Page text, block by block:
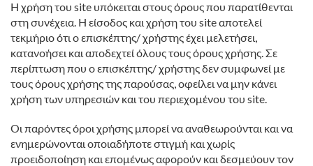
Η χρήση του site υπόκειται στους όρους που παρατίθενται
στη συνέχεια. Η είσοδος και χρήση του site αποτελεί
τεκμήριο ότι ο επισκέπτης/ χρήστης έχει μελετήσει,
κατανοήσει και αποδεχτεί όλους τους όρους χρήσης. Σε
περίπτωση που ο επισκέπτης/ χρήστης δεν συμφωνεί με
τους όρους χρήσης της παρούσας, οφείλει να μην κάνει
χρήση των υπηρεσιών και του περιεχομένου του site.
Οι παρόντες όροι χρήσης μπορεί να αναθεωρούνται και να
ενημερώνονται οποιαδήποτε στιγμή και χωρίς
προειδοποίηση και επομένως αφορούν και δεσμεύουν τον